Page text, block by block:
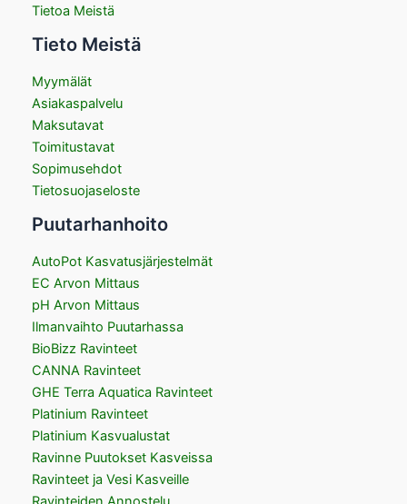
Tietoa Meistä
Tieto Meistä
Myymälät
Asiakaspalvelu
Maksutavat
Toimitustavat
Sopimusehdot
Tietosuojaseloste
Puutarhanhoito
AutoPot Kasvatusjärjestelmät
EC Arvon Mittaus
pH Arvon Mittaus
Ilmanvaihto Puutarhassa
BioBizz Ravinteet
CANNA Ravinteet
GHE Terra Aquatica Ravinteet
Platinium Ravinteet
Platinium Kasvualustat
Ravinne Puutokset Kasveissa
Ravinteet ja Vesi Kasveille